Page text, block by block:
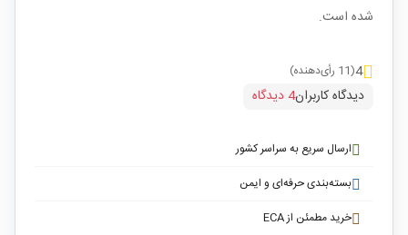
شده است.
4(11 رأی‌دهنده)
دیدگاه کاربران4 دیدگاه
ارسال سریع به سراسر کشور
بسته‌بندی حرفه‌ای و ایمن
خرید مطمئن از ECA